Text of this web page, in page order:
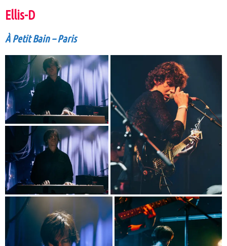
Ellis-D
À Petit Bain – Paris